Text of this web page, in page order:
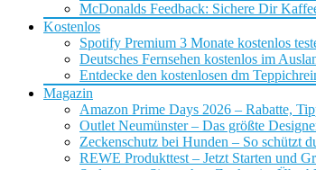
McDonalds Feedback: Sichere Dir
Kostenlos
Spotify Premium 3 Monate kostenlos
Deutsches Fernsehen kostenlos im
Entdecke den kostenlosen dm
Magazin
Amazon Prime Days 2026 – Rabatte,
Outlet Neumünster – Das größte
Zeckenschutz bei Hunden – So schützt
REWE Produkttest – Jetzt Starten und